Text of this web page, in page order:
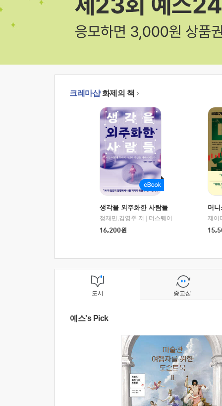
크레마샵화제의 책
생각을 외주화한 사람들
정재민,김영주 저
더스퀘어
16,200원
머
도서
예스's Pick
중고샵